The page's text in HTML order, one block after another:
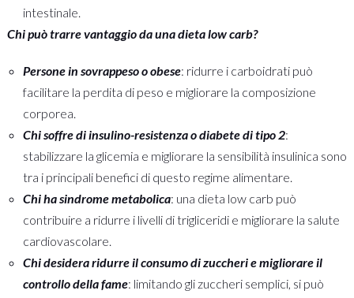
intestinale.
Chi può trarre vantaggio da una dieta low carb?
Persone in sovrappeso o obese: ridurre i carboidrati può
facilitare la perdita di peso e migliorare la composizione
corporea.
Chi soffre di insulino-resistenza o diabete di tipo 2:
stabilizzare la glicemia e migliorare la sensibilità insulinica sono
tra i principali benefici di questo regime alimentare.
Chi ha sindrome metabolica: una dieta low carb può
contribuire a ridurre i livelli di trigliceridi e migliorare la salute
cardiovascolare.
Chi desidera ridurre il consumo di zuccheri e migliorare il
controllo della fame: limitando gli zuccheri semplici, si può